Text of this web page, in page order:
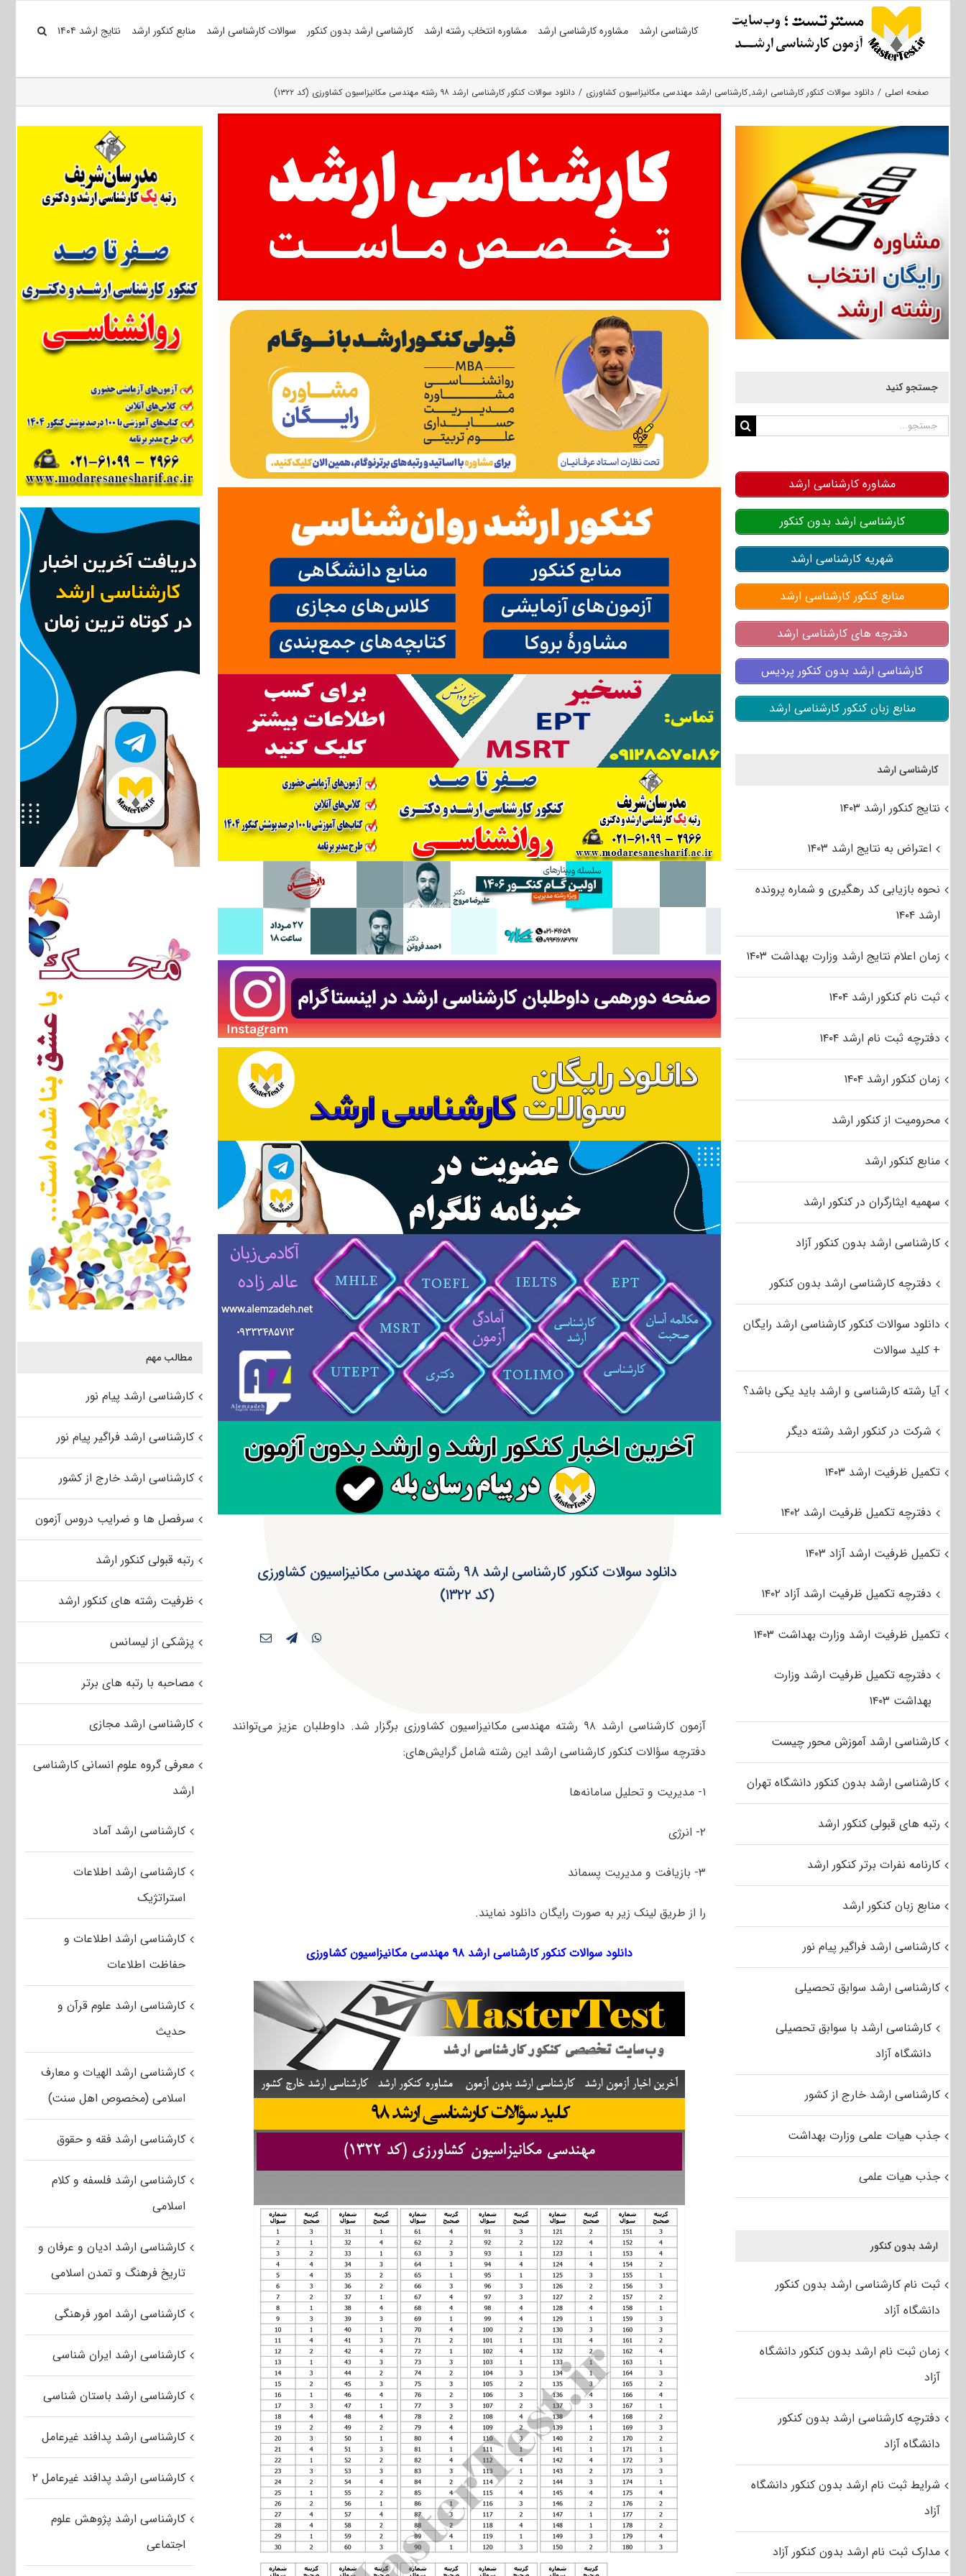
کارشناسی ارشد مشاوره کارشناسی ارشد مشاوره انتخاب رشته ارشد کارشناسی ارشد بدون کنکور سوالات کارشناسی ارشد منابع کنکور ارشد نتایج ارشد ۱۴۰۴
صفحه اصلی دانلود سوالات کنکور کارشناسی ارشد کارشناسی ارشد مهندسی مکانیزاسیون کشاورزی دانلود سوالات کنکور کارشناسی ارشد ۹۸ رشته مهندسی مکانیزاسیون کشاورزی (کد ۱۳۲۲)
دانلود سوالات کنکور کارشناسی ارشد ۹۸ رشته مهندسی مکانیزاسیون کشاورزی
(کد ۱۳۲۲)
آزمون کارشناسی ارشد ۹۸ رشته مهندسی مکانیزاسیون کشاورزی برگزار شد. داوطلبان عزیز می‌توانند
دفترچه سؤالات کنکور کارشناسی ارشد این رشته شامل گرایش‌های:
۱- مدیریت و تحلیل سامانه‌‌­ها
۲- انرژی
۳- بازیافت و مدیریت پسماند
را از طریق لینک‌ زیر به صورت رایگان دانلود نمایند.
دانلود سوالات کنکور کارشناسی ارشد ۹۸ مهندسی مکانیزاسیون کشاورزی
مطالب مهم
کارشناسی ارشد پیام نور
کارشناسی ارشد فراگیر پیام نور
کارشناسی ارشد خارج از کشور
سرفصل ها و ضرایب دروس آزمون
رتبه قبولی کنکور ارشد
ظرفیت رشته های کنکور ارشد
پزشکی از لیسانس
مصاحبه با رتبه های برتر
کارشناسی ارشد مجازی
معرفی گروه علوم انسانی کارشناسی
ارشد
کارشناسی ارشد آماد
کارشناسی ارشد اطلاعات
استراتژیک
کارشناسی ارشد اطلاعات و
حفاظت اطلاعات
کارشناسی ارشد علوم قرآن و
حدیث
کارشناسی ارشد الهیات و معارف
اسلامی (مخصوص اهل سنت)
کارشناسی ارشد فقه و حقوق
کارشناسی ارشد فلسفه و کلام
اسلامی
کارشناسی ارشد ادیان و عرفان و
تاریخ فرهنگ و تمدن اسلامی
کارشناسی ارشد امور فرهنگی
کارشناسی ارشد ایران شناسی
کارشناسی ارشد باستان شناسی
کارشناسی ارشد پدافند غیرعامل
کارشناسی ارشد پدافند غیرعامل ۲
کارشناسی ارشد پژوهش علوم
اجتماعی
جستجو کنید
جستجو
مشاوره کارشناسی ارشد
کارشناسی ارشد بدون کنکور
شهریه کارشناسی ارشد
منابع کنکور کارشناسی ارشد
دفترچه های کارشناسی ارشد
کارشناسی ارشد بدون کنکور پردیس
منابع زبان کنکور کارشناسی ارشد
کارشناسی ارشد
نتایج کنکور ارشد ۱۴۰۳
اعتراض به نتایج ارشد ۱۴۰۳
نحوه بازیابی کد رهگیری و شماره پرونده
ارشد ۱۴۰۴
زمان اعلام نتایج ارشد وزارت بهداشت ۱۴۰۳
ثبت نام کنکور ارشد ۱۴۰۴
دفترچه ثبت نام ارشد ۱۴۰۴
زمان کنکور ارشد ۱۴۰۴
محرومیت از کنکور ارشد
منابع کنکور ارشد
سهمیه ایثارگران در کنکور ارشد
کارشناسی ارشد بدون کنکور آزاد
دفترچه کارشناسی ارشد بدون کنکور
دانلود سوالات کنکور کارشناسی ارشد رایگان
+ کلید سوالات
آیا رشته کارشناسی و ارشد باید یکی باشد؟
شرکت در کنکور ارشد رشته دیگر
تکمیل ظرفیت ارشد ۱۴۰۳
دفترچه تکمیل ظرفیت ارشد ۱۴۰۲
تکمیل ظرفیت ارشد آزاد ۱۴۰۳
دفترچه تکمیل ظرفیت ارشد آزاد ۱۴۰۲
تکمیل ظرفیت ارشد وزارت بهداشت ۱۴۰۳
دفترچه تکمیل ظرفیت ارشد وزارت
بهداشت ۱۴۰۳
کارشناسی ارشد آموزش محور چیست
کارشناسی ارشد بدون کنکور دانشگاه تهران
رتبه های قبولی کنکور ارشد
کارنامه نفرات برتر کنکور ارشد
منابع زبان کنکور ارشد
کارشناسی ارشد فراگیر پیام نور
کارشناسی ارشد سوابق تحصیلی
کارشناسی ارشد با سوابق تحصیلی
دانشگاه آزاد
کارشناسی ارشد خارج از کشور
جذب هیات علمی وزارت بهداشت
جذب هیات علمی
ارشد بدون کنکور
ثبت نام کارشناسی ارشد بدون کنکور
دانشگاه آزاد
زمان ثبت نام ارشد بدون کنکور دانشگاه
آزاد
دفترچه کارشناسی ارشد بدون کنکور
دانشگاه آزاد
شرایط ثبت نام ارشد بدون کنکور دانشگاه
آزاد
مدارک ثبت نام ارشد بدون کنکور آزاد